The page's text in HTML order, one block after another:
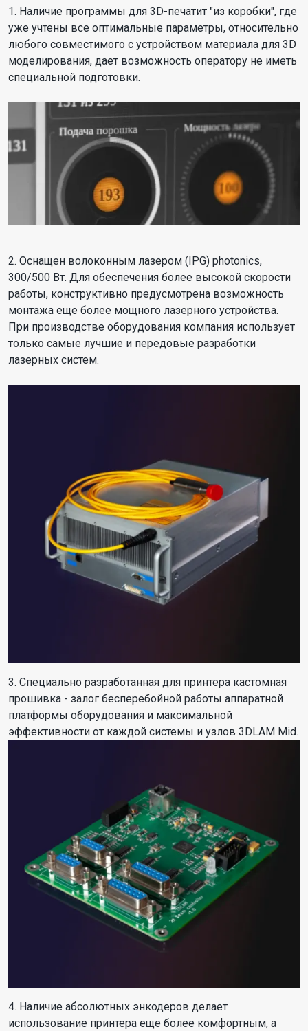
1. Наличие программы для 3D-печатит "из коробки", где
уже учтены все оптимальные параметры, относительно
любого совместимого с устройством материала для 3D
моделирования, дает возможность оператору не иметь
специальной подготовки.
2. Оснащен волоконным лазером (IPG) photonics,
300/500 Вт. Для обеспечения более высокой скорости
работы, конструктивно предусмотрена возможность
монтажа еще более мощного лазерного устройства.
При производстве оборудования компания использует
только самые лучшие и передовые разработки
лазерных систем.
3. Специально разработанная для принтера кастомная
прошивка - залог бесперебойной работы аппаратной
платформы оборудования и максимальной
эффективности от каждой системы и узлов 3DLAM Mid.
4. Наличие абсолютных энкодеров делает
использование принтера еще более комфортным, а